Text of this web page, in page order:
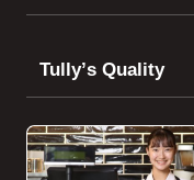
Tullyʼs Quality